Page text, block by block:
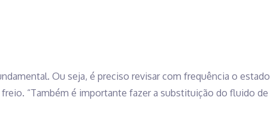
Ou seja, é preciso revisar com frequência o estado
“Também é importante fazer a substituição do fluido de